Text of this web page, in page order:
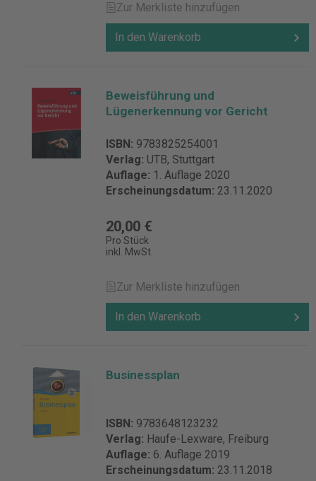
Zur Merkliste hinzufügen
In den Warenkorb
Beweisführung und
Lügenerkennung vor Gericht
ISBN: 9783825254001
Verlag: UTB, Stuttgart
Auflage: 1. Auflage 2020
Erscheinungsdatum: 23.11.2020
20,00 €
Pro Stück
inkl. MwSt.
Zur Merkliste hinzufügen
In den Warenkorb
Businessplan
ISBN: 9783648123232
Verlag: Haufe-Lexware, Freiburg
Auflage: 6. Auflage 2019
Erscheinungsdatum: 23.11.2018